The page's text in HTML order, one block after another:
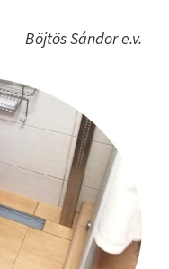
Böjtös Sándor e.v.